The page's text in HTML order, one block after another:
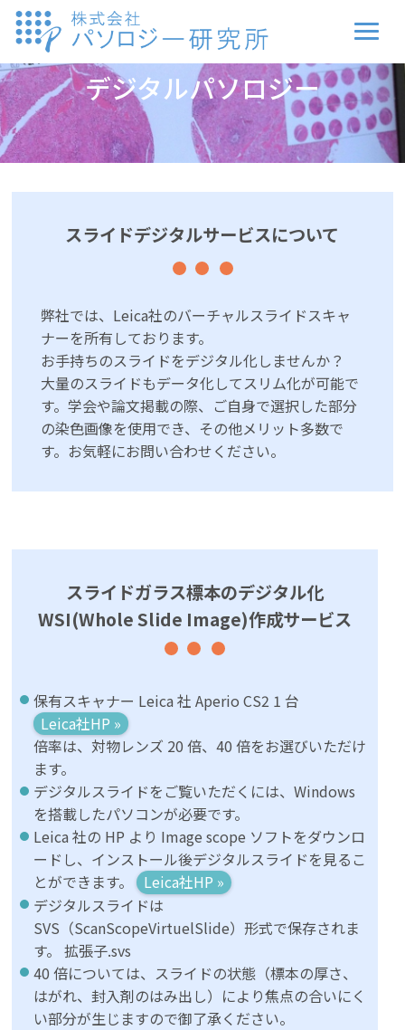
デジタルパソロジー
スライドデジタルサービスについて
弊社では、Leica社のバーチャルスライドスキャ
ナーを所有しております。
お手持ちのスライドをデジタル化しませんか？
大量のスライドもデータ化してスリム化が可能で
す。学会や論文掲載の際、ご自身で選択した部分
の染色画像を使用でき、その他メリット多数で
す。お気軽にお問い合わせください。
スライドガラス標本のデジタル化
WSI(Whole Slide Image)作成サービス
保有スキャナー Leica 社 Aperio CS2 1 台
Leica社HP »
倍率は、対物レンズ 20 倍、40 倍をお選びいただけ
ます。
デジタルスライドをご覧いただくには、Windows
を搭載したパソコンが必要です。
Leica 社の HP より Image scope ソフトをダウンロ
ードし、インストール後デジタルスライドを見るこ
とができます。
Leica社HP »
デジタルスライドは
SVS（ScanScopeVirtuelSlide）形式で保存されま
す。 拡張子.svs
40 倍については、スライドの状態（標本の厚さ、
はがれ、封入剤のはみ出し）により焦点の合いにく
い部分が生じますので御了承ください。